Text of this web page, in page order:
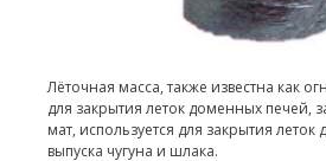
Лёточная масса, также известна как
для закрытия леток доменных печей,
мат, используется для закрытия
выпуска чугуна и шлака.